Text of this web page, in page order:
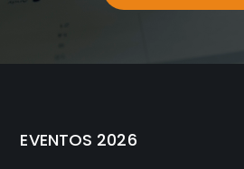
EVENTOS 2026